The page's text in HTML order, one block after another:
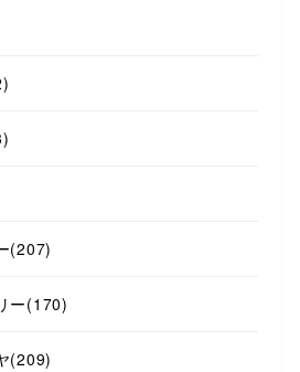
(207)
ー(170)
(209)